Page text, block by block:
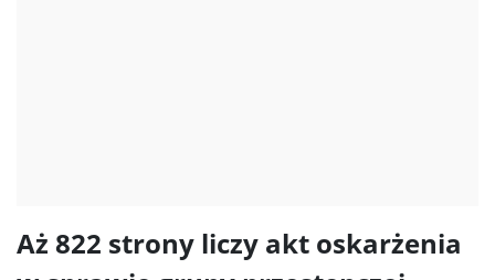
Aż 822 strony liczy akt oskarżenia